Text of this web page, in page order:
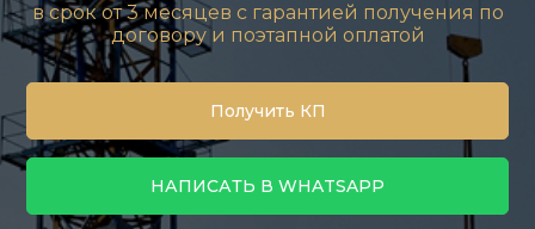
в срок от 3 месяцев с гарантией получения по
договору и поэтапной оплатой
Получить КП
НАПИСАТЬ В WHATSAPP